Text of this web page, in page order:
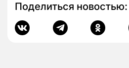
Поделиться новостью: